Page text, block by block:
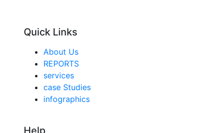
Quick Links
About Us
REPORTS
services
case Studies
infographics
Help